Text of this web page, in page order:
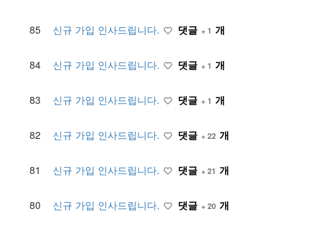
85 신규 가입 인사드립니다. 댓글 + 1 개
84 신규 가입 인사드립니다. 댓글 + 1 개
83 신규 가입 인사드립니다. 댓글 + 1 개
82 신규 가입 인사드립니다. 댓글 + 22 개
81 신규 가입 인사드립니다. 댓글 + 21 개
80 신규 가입 인사드립니다. 댓글 + 20 개